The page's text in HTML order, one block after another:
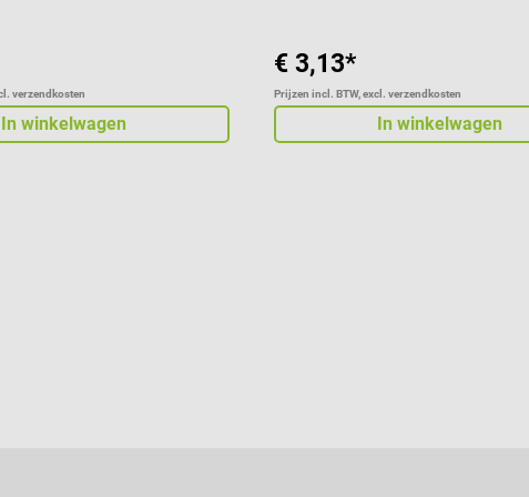
verzendkosten
In winkelwagen
€ 3,13*
Prijzen incl. BTW, excl. verzendkosten
In winkelwagen